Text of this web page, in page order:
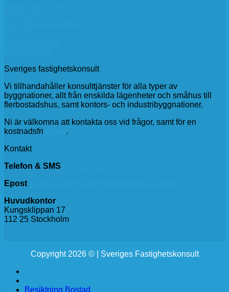
Sveriges fastighetskonsult
Vi tillhandahåller konsulttjänster för alla typer av
byggnationer, allt från enskilda lägenheter och småhus till
flerbostadshus, samt kontors- och industribyggnationer.
Ni är välkomna att kontakta oss vid frågor, samt för en
kostnadsfri
.
Kontakt
Telefon & SMS
Epost
Huvudkontor
Kungsklippan 17
112 25 Stockholm
Copyright 2026 © | Sveriges Fastighetskonsult
Besiktning Bostad